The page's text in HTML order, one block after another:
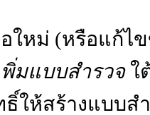
ใหม่ (หรือแก้
พิ่มแบบสำรวจใ
ให้สร้างแบบส